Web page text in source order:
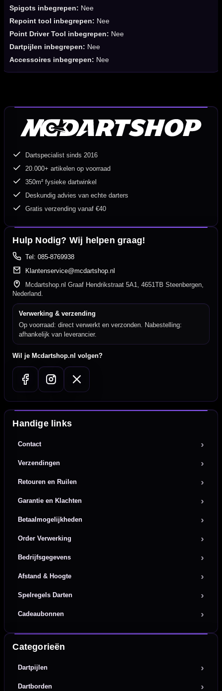
Spigots inbegrepen: Nee
Repoint tool inbegrepen: Nee
Point Driver Tool inbegrepen: Nee
Dartpijlen inbegrepen: Nee
Accessoires inbegrepen: Nee
Dartspecialist sinds 2016
20.000+ artikelen op voorraad
350m² fysieke dartwinkel
Deskundig advies van echte darters
Gratis verzending vanaf €40
Hulp Nodig? Wij helpen graag!
Tel: 085-8769938
Klantenservice@mcdartshop.nl
Mcdartshop.nl Graaf Hendrikstraat 5A1, 4651TB Steenbergen,
Nederland.
Verwerking & verzending
Op voorraad: direct verwerkt en verzonden. Nabestelling:
afhankelijk van leverancier.
Wil je Mcdartshop.nl volgen?
Handige links
Contact
Verzendingen
Retouren en Ruilen
Garantie en Klachten
Betaalmogelijkheden
Order Verwerking
Bedrijfsgegevens
Afstand & Hoogte
Spelregels Darten
Cadeaubonnen
Categorieën
Dartpijlen
Dartborden